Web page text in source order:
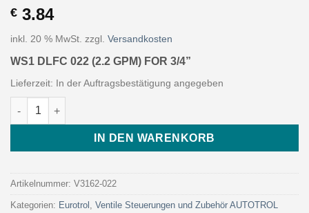
€ 3.84
inkl. 20 % MwSt. zzgl. Versandkosten
WS1 DLFC 022 (2.2 GPM) FOR 3/4”
Lieferzeit: In der Auftragsbestätigung angegeben
WS1 DLFC 022 (2.2 GPM) FOR 3/4” (Art. V3162-022 - Eurotrol)
IN DEN WARENKORB
Artikelnummer: V3162-022
Kategorien: Eurotrol , Ventile Steuerungen und Zubehör AUTOTROL